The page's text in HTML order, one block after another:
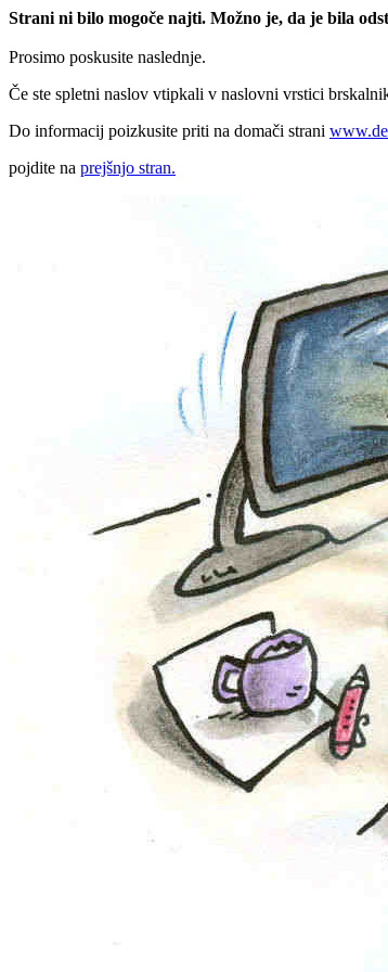
Strani ni bilo mogoče najti. Možno je, da je bila
Prosimo poskusite naslednje.
Če ste spletni naslov vtipkali v naslovni vrstici
Do informacij poizkusite priti na domači strani
pojdite na prejšnjo stran.